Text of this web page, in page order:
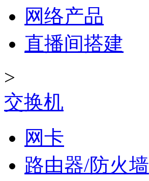
网络产品
直播间搭建
>
交换机
网卡
路由器/防火墙